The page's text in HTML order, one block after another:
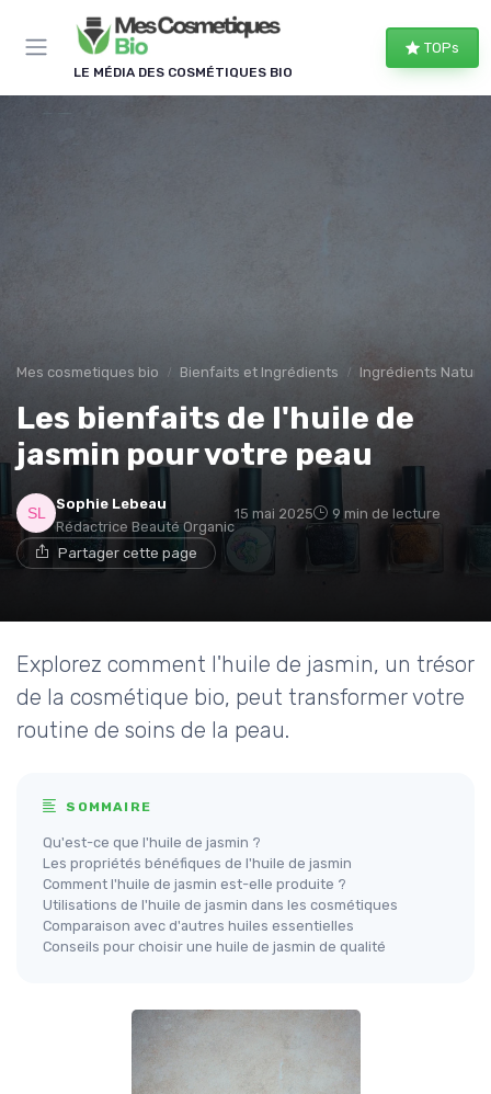
LE MÉDIA DES COSMÉTIQUES BIO
TOPs
Mes cosmetiques bio Bienfaits et Ingrédients Ingrédients
Les bienfaits de l'huile de
jasmin pour votre peau
Sophie Lebeau
Rédactrice Beauté Organic
15 mai 2025 9 min de lecture
Partager cette page
Explorez comment l'huile de jasmin, un trésor
de la cosmétique bio, peut transformer votre
routine de soins de la peau.
SOMMAIRE
Qu'est-ce que l'huile de jasmin ?
Les propriétés bénéfiques de l'huile de jasmin
Comment l'huile de jasmin est-elle produite ?
Utilisations de l'huile de jasmin dans les cosmétiques
Comparaison avec d'autres huiles essentielles
Conseils pour choisir une huile de jasmin de qualité
Panneau de gestion des cookies